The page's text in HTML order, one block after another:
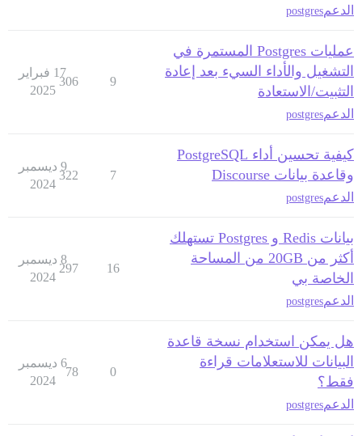
الدعمpostgres
عمليات Postgres المستمرة في
التشغيل والأداء السيء بعد إعادة
التثبيت/الاستعادة
الدعمpostgres
9
306
17 فبراير
2025
كيفية تحسين أداء PostgreSQL
وقاعدة بيانات Discourse
الدعمpostgres
7
322
9 ديسمبر
2024
بيانات Redis و Postgres تستهلك
أكثر من 20GB من المساحة
الخاصة بي
الدعمpostgres
16
297
8 ديسمبر
2024
هل يمكن استخدام نسخة قاعدة
البيانات للاستعلامات قراءة
فقط؟
الدعمpostgres
0
78
6 ديسمبر
2024